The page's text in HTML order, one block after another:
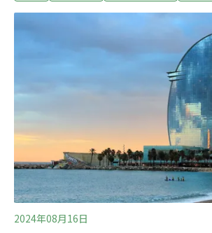
壇上，許世宜向《環境資訊中心》記者
法的200倍！ 分子馬達不耗電 日產2.5
上滴水，若不傾斜桌面、也沒有任何外
全不會動，對吧？」許世宜解釋：「若
的奈米管，水就會自動往一個方向跑，
奇吧！」，「毛細現象可不會噴出來。
水危機，台灣也正積極開發海水淡化技
現了新的奈米材料「類澱粉蛋白」（
可以在零耗電情況下自主過濾海水成為
2024年08月16日